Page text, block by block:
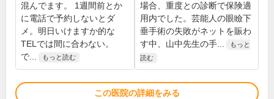
混んでます。 1週間前とか
に電話で予約しないとダ
メ。明日いけますか的な
TELでは間に合わない。
で...
もっと読む
場合、重度との診断で保険適
用内でした。芸能人の眼瞼下
垂手術の失敗がネットを賑わ
す中、山中先生の手...
もっと
読む
この医院の詳細をみる